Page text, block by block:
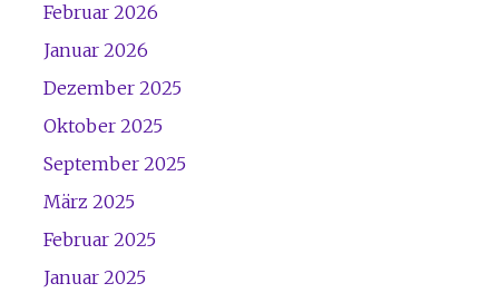
Februar 2026
Januar 2026
Dezember 2025
Oktober 2025
September 2025
März 2025
Februar 2025
Januar 2025